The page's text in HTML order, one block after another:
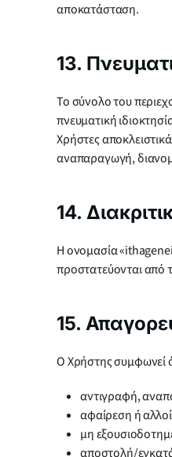
αποκατάσταση.
13.
Το σύνολο του
πνευματική
Χρήστες
αναπαραγωγή,
14.
Η ονομασία
προστατεύονται από
15.
Ο Χρήστης συμφωνεί
αντιγραφή,
αφαίρεση ή
μη
αποστολή/